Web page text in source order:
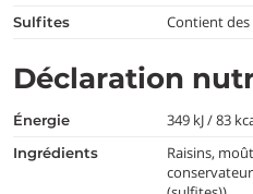
Sulfites Contient
Déclaration
Énergie 349 kJ / 83
Ingrédients
Raisins,